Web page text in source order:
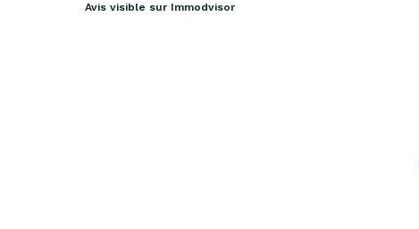
Avis visible sur Immodvisor